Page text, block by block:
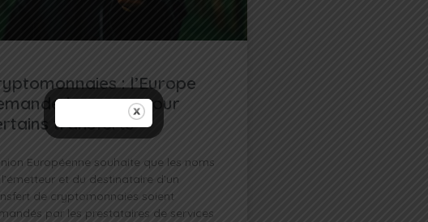
: l’Europe
les noms pour
transferts
Européenne souhaite que les noms
et du destinataire d’un
de cryptomonnaies soient
par les prestataires de services